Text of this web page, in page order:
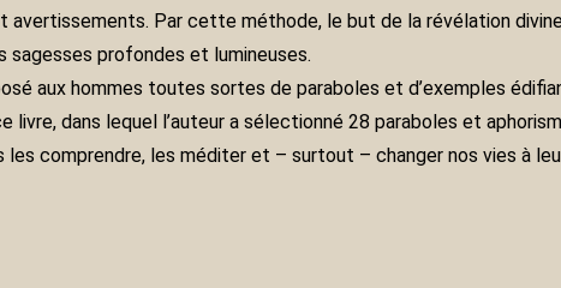
avertissements. Par cette méthode, le but de la révélation
sagesses profondes et lumineuses.
aux hommes toutes sortes de paraboles et d’exemples
dans lequel l’auteur a sélectionné 28 paraboles et
les comprendre, les méditer et – surtout – changer nos vies à